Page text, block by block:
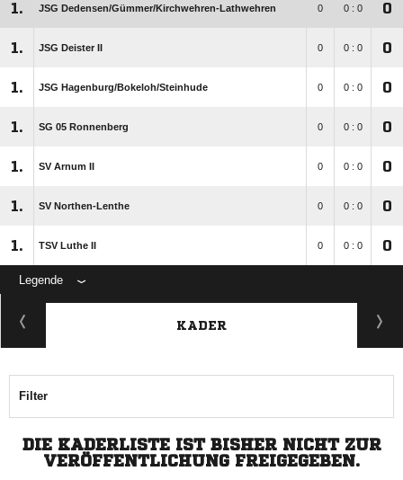
1. JSG Dedensen/​Gümmer/​Kirchwehren-Lathwehren 0 0 : 0 0
1. JSG Deister II 0 0 : 0 0
1. JSG Hagenburg/​Bokeloh/​Steinhude 0 0 : 0 0
1. SG 05 Ronnenberg 0 0 : 0 0
1. SV Arnum II 0 0 : 0 0
1. SV Northen-Lenthe 0 0 : 0 0
1. TSV Luthe II 0 0 : 0 0
Legende
KADER
Filter
DIE KADERLISTE IST BISHER NICHT ZUR
VERÖFFENTLICHUNG FREIGEGEBEN.